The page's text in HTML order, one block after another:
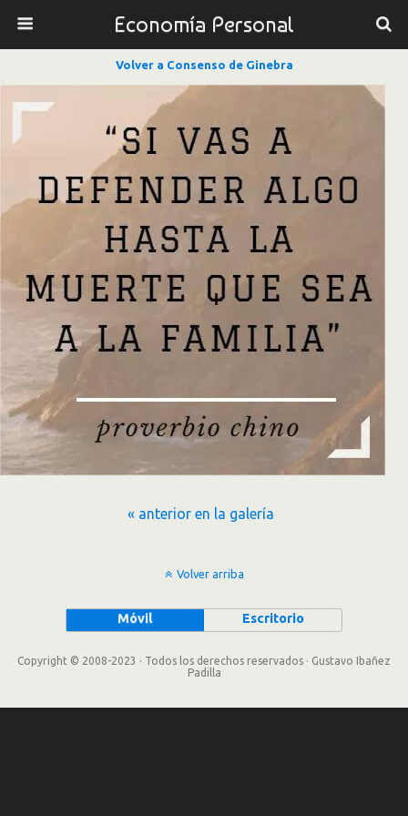
Economía Personal
Volver a Consenso de Ginebra
« anterior en la galería
Volver arriba
Móvil Escritorio
Copyright © 2008-2023 · Todos los derechos reservados · Gustavo Ibañez
Padilla